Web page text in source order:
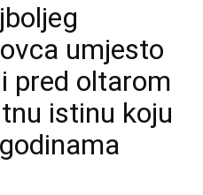
umjesto
pred oltarom
istinu koju